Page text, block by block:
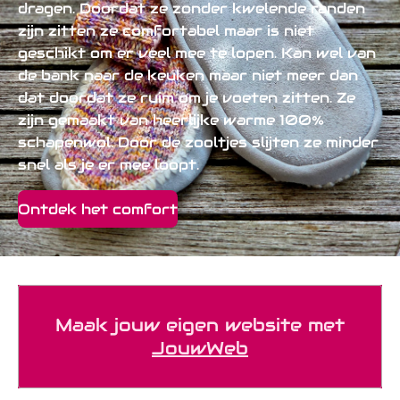
dragen. Doordat ze zonder kwelende randen
zijn zitten ze comfortabel maar is niet
geschikt om er veel mee te lopen. Kan wel van
de bank naar de keuken maar niet meer dan
dat doordat ze ruim om je voeten zitten. Ze
zijn gemaakt van heerlijke warme 100%
schapenwol. Door de zooltjes slijten ze minder
snel als je er mee loopt.
Ontdek het comfort
Maak jouw eigen website met
JouwWeb